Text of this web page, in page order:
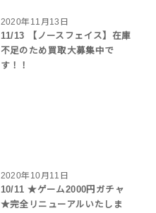
2020年11月13日
11/13 【ノースフェイス】在庫
不足のため買取大募集中で
す！！
2020年10月11日
10/11 ★ゲーム2000円ガチャ
★完全リニューアルいたしま